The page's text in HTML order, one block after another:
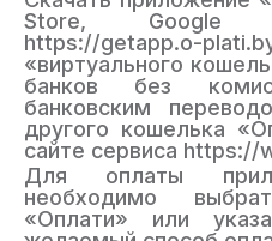
Store, Google
https://getapp.o-
«виртуального
банков без
банковским
другого кошелька
сайте сервиса https://
Для оплаты
необходимо
«Оплати» или